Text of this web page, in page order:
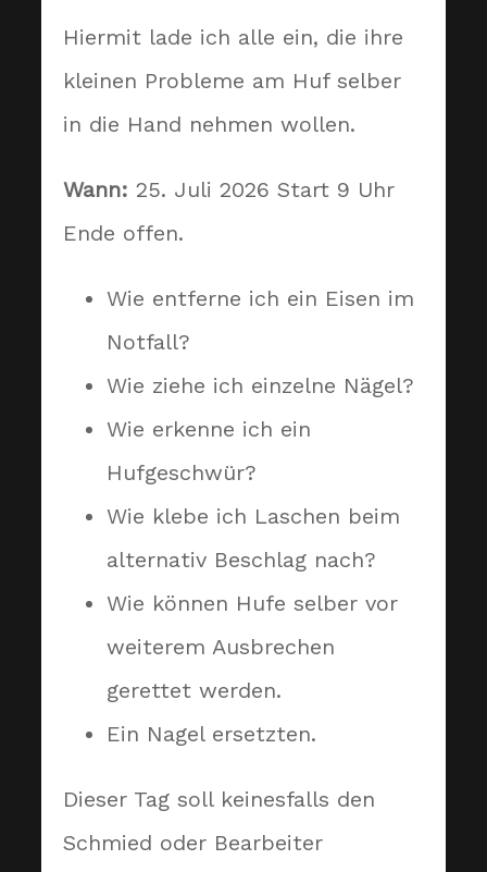
Hiermit lade ich alle ein, die ihre
kleinen Probleme am Huf selber
in die Hand nehmen wollen.
Wann: 25. Juli 2026 Start 9 Uhr
Ende offen.
Wie entferne ich ein Eisen im
Notfall?
Wie ziehe ich einzelne Nägel?
Wie erkenne ich ein
Hufgeschwür?
Wie klebe ich Laschen beim
alternativ Beschlag nach?
Wie können Hufe selber vor
weiterem Ausbrechen
gerettet werden.
Ein Nagel ersetzten.
Dieser Tag soll keinesfalls den
Schmied oder Bearbeiter